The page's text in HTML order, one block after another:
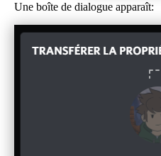
Une boîte de dialogue apparaît: